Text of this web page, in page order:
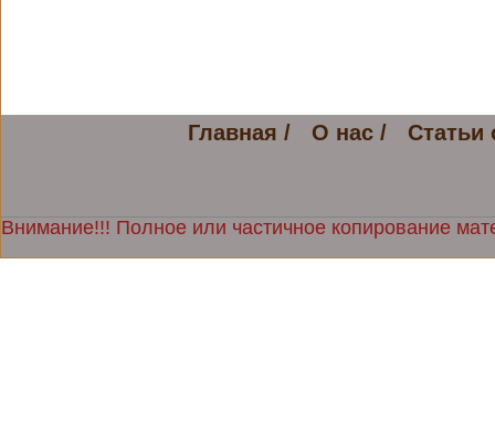
Главная / О нас / Статьи
Внимание!!! Полное или частичное копирование